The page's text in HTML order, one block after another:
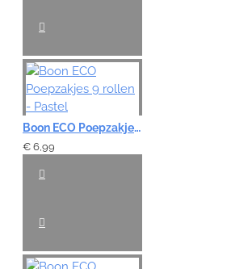
Boon ECO Poepzakjes 9 rollen - Pastel
€ 6,99